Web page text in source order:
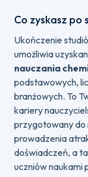
Co zyskasz po
Ukończenie
umożliwia
nauczania
podstawowych,
branżowych. To
kariery
przygotowany do
prowadzenia
doświadczeń, a
uczniów naukami